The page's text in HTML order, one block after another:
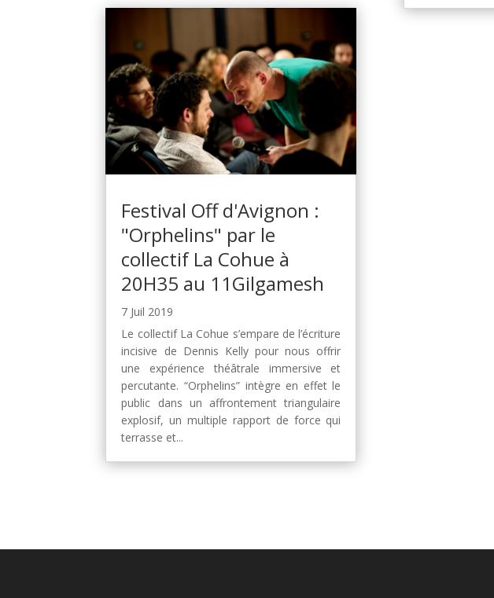
Festival Off d'Avignon :
"Orphelins" par le
collectif La Cohue à
20H35 au 11Gilgamesh
7 Juil 2019
Le collectif La Cohue s’empare de l’écriture
incisive de Dennis Kelly pour nous offrir
une expérience théâtrale immersive et
percutante. “Orphelins” intègre en effet le
public dans un affrontement triangulaire
explosif, un multiple rapport de force qui
terrasse et...